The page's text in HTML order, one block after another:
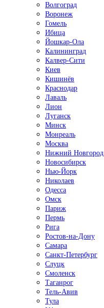
Волгоград
Воронеж
Гомель
Ибица
Йошкар-Ола
Калининград
Калвер-Сити
Киев
Кишинёв
Краснодар
Лаваль
Лион
Луганск
Минск
Монреаль
Москва
Нижний Новгород
Новосибирск
Нью-Йорк
Николаев
Одесса
Омск
Париж
Пермь
Рига
Ростов-на-Дону
Самара
Санкт-Петербург
Слуцк
Смоленск
Таганрог
Тель-Авив
Тула